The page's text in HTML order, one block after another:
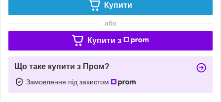
Купити
або
Купити з
Що таке купити з Пром?
Замовлення під захистом